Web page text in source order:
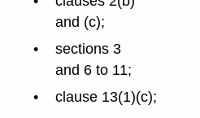
and (c);
sections 3
and 6 to 11;
clause 13(1)(c);